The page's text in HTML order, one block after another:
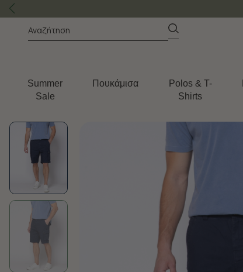
Summer
Sale
Πουκάμισα
Polos & T-
Shirts